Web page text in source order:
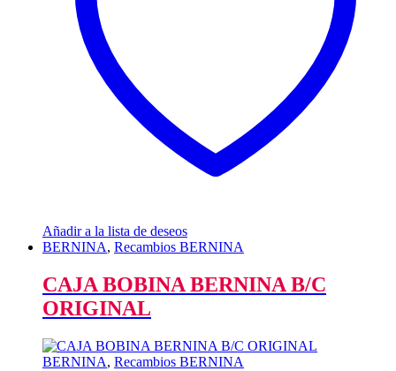
Añadir a la lista de deseos
BERNINA, Recambios BERNINA
CAJA BOBINA BERNINA B/C
ORIGINAL
BERNINA, Recambios BERNINA